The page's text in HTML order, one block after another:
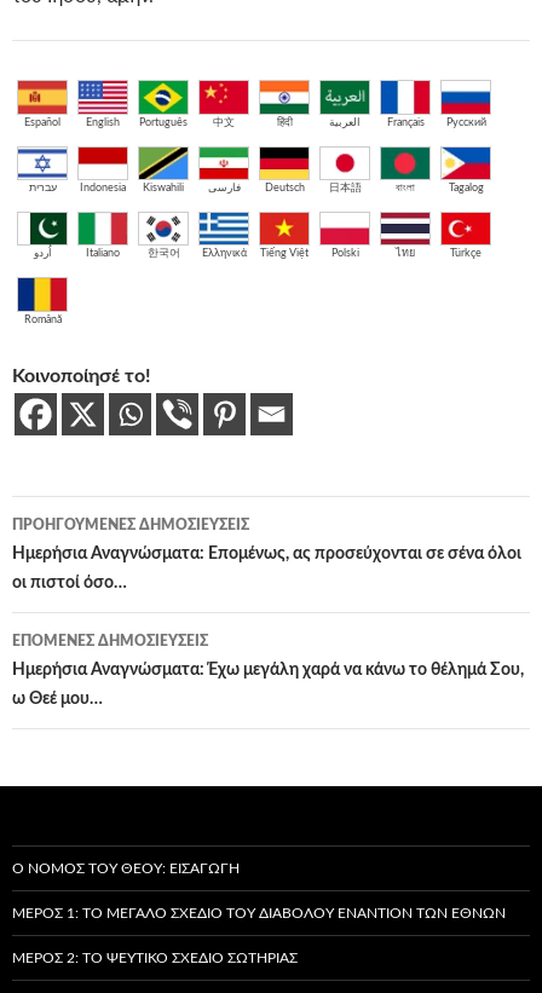
Español English Português 中文 हिंदी العربية Français Русский
עברית Indonesia Kiswahili فارسی Deutsch 日本語 বাংলা Tagalog
اُردو Italiano 한국어 Ελληνικά Tiếng Việt Polski ไทย Türkçe
Română
Κοινοποίησέ το!
Πλοήγηση
άρθρων
ΠΡΟΗΓΟΎΜΕΝΕΣ ΔΗΜΟΣΙΕΎΣΕΙΣ
Ημερήσια Αναγνώσματα: Επομένως, ας προσεύχονται σε σένα όλοι
οι πιστοί όσο…
ΕΠΌΜΕΝΕΣ ΔΗΜΟΣΙΕΎΣΕΙΣ
Ημερήσια Αναγνώσματα: Έχω μεγάλη χαρά να κάνω το θέλημά Σου,
ω Θεέ μου…
Ο ΝΌΜΟΣ ΤΟΥ ΘΕΟΎ: ΕΙΣΑΓΩΓΉ
ΜΈΡΟΣ 1: ΤΟ ΜΕΓΆΛΟ ΣΧΈΔΙΟ ΤΟΥ ΔΙΑΒΌΛΟΥ ΕΝΑΝΤΊΟΝ ΤΩΝ ΕΘΝΏΝ
ΜΈΡΟΣ 2: ΤΟ ΨΕΎΤΙΚΟ ΣΧΈΔΙΟ ΣΩΤΗΡΊΑΣ